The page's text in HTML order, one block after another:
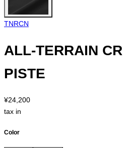
TNRCN
ALL-TERRAIN
PISTE
¥24,200
tax in
Color